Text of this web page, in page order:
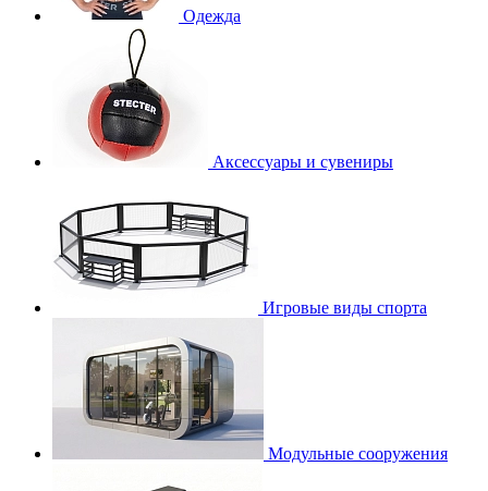
Одежда
Аксессуары и сувениры
Игровые виды спорта
Модульные сооружения